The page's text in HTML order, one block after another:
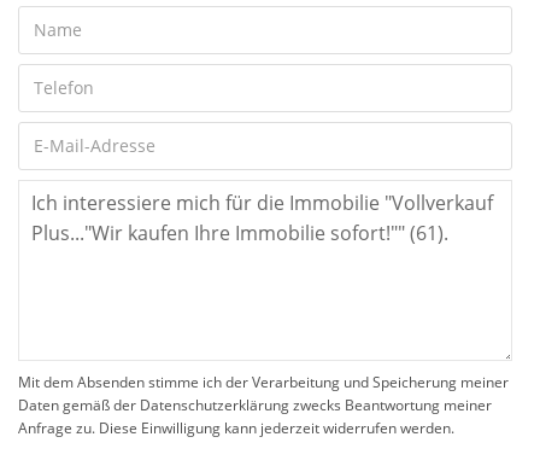
Mit dem Absenden stimme ich der Verarbeitung und Speicherung meiner
Daten gemäß der Datenschutzerklärung zwecks Beantwortung meiner
Anfrage zu. Diese Einwilligung kann jederzeit widerrufen werden.